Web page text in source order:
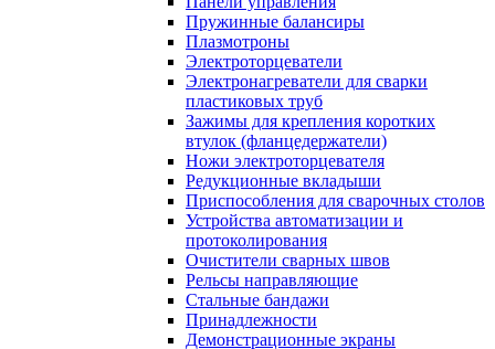
Пружинные балансиры
Плазмотроны
Электроторцеватели
Электронагреватели для сварки
пластиковых труб
Зажимы для крепления коротких
втулок (фланцедержатели)
Ножи электроторцевателя
Редукционные вкладыши
Приспособления для сварочных столов
Устройства автоматизации и
протоколирования
Очистители сварных швов
Рельсы направляющие
Стальные бандажи
Принадлежности
Демонстрационные экраны